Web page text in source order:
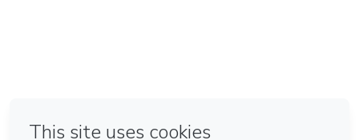
Feito com ❤ em Bogotá